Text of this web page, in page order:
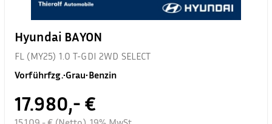
Hyundai BAYON
FL (MY25) 1.0 T-GDI 2WD SELECT
Vorführfzg.•Grau•Benzin
17.980,- €